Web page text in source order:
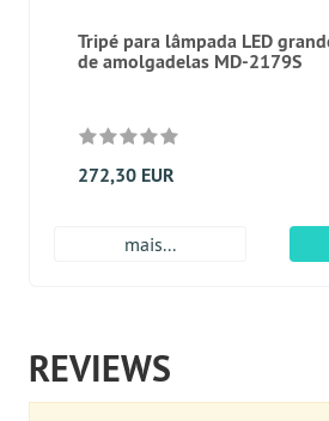
Tripé para lâmpada LED
de amolgadelas MD-2179S
272,30 EUR
mais...
REVIEWS